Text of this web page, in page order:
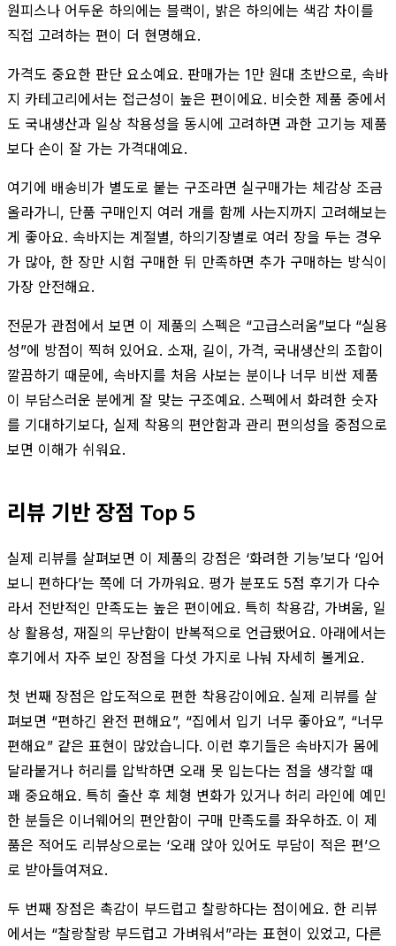
원피스나 어두운 하의에는 블랙이, 밝은 하의에는 색감 차이를
직접 고려하는 편이 더 현명해요.
가격도 중요한 판단 요소예요. 판매가는 1만 원대 초반으로, 속바
지 카테고리에서는 접근성이 높은 편이에요. 비슷한 제품 중에서
도 국내생산과 일상 착용성을 동시에 고려하면 과한 고기능 제품
보다 손이 잘 가는 가격대예요.
여기에 배송비가 별도로 붙는 구조라면 실구매가는 체감상 조금
올라가니, 단품 구매인지 여러 개를 함께 사는지까지 고려해보는
게 좋아요. 속바지는 계절별, 하의기장별로 여러 장을 두는 경우
가 많아, 한 장만 시험 구매한 뒤 만족하면 추가 구매하는 방식이
가장 안전해요.
전문가 관점에서 보면 이 제품의 스펙은 “고급스러움”보다 “실용
성”에 방점이 찍혀 있어요. 소재, 길이, 가격, 국내생산의 조합이
깔끔하기 때문에, 속바지를 처음 사보는 분이나 너무 비싼 제품
이 부담스러운 분에게 잘 맞는 구조예요. 스펙에서 화려한 숫자
를 기대하기보다, 실제 착용의 편안함과 관리 편의성을 중점으로
보면 이해가 쉬워요.
리뷰 기반 장점 Top 5
실제 리뷰를 살펴보면 이 제품의 강점은 ‘화려한 기능’보다 ‘입어
보니 편하다’는 쪽에 더 가까워요. 평가 분포도 5점 후기가 다수
라서 전반적인 만족도는 높은 편이에요. 특히 착용감, 가벼움, 일
상 활용성, 재질의 무난함이 반복적으로 언급됐어요. 아래에서는
후기에서 자주 보인 장점을 다섯 가지로 나눠 자세히 볼게요.
첫 번째 장점은 압도적으로 편한 착용감이에요. 실제 리뷰를 살
펴보면 “편하긴 완전 편해요”, “집에서 입기 너무 좋아요”, “너무
편해요” 같은 표현이 많았습니다. 이런 후기들은 속바지가 몸에
달라붙거나 허리를 압박하면 오래 못 입는다는 점을 생각할 때
꽤 중요해요. 특히 출산 후 체형 변화가 있거나 허리 라인에 예민
한 분들은 이너웨어의 편안함이 구매 만족도를 좌우하죠. 이 제
품은 적어도 리뷰상으로는 ‘오래 앉아 있어도 부담이 적은 편’으
로 받아들여져요.
두 번째 장점은 촉감이 부드럽고 찰랑하다는 점이에요. 한 리뷰
에서는 “찰랑찰랑 부드럽고 가벼워서”라는 표현이 있었고, 다른